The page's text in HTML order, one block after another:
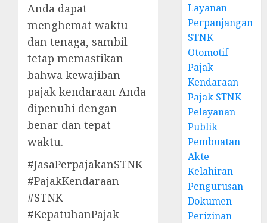
Anda dapat
menghemat waktu
dan tenaga, sambil
tetap memastikan
bahwa kewajiban
pajak kendaraan Anda
dipenuhi dengan
benar dan tepat
waktu.
#JasaPerpajakanSTNK
#PajakKendaraan
#STNK
#KepatuhanPajak
Layanan
Perpanjangan
STNK
Otomotif
Pajak
Kendaraan
Pajak STNK
Pelayanan
Publik
Pembuatan
Akte
Kelahiran
Pengurusan
Dokumen
Perizinan